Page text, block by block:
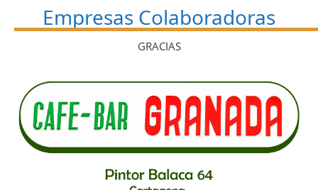
Empresas Colaboradoras
GRACIAS